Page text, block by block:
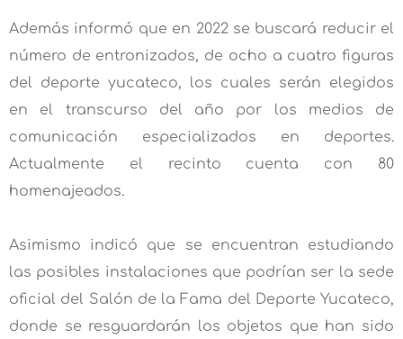
Además informó que en 2022 se buscará reducir el
número de entronizados, de ocho a cuatro figuras
del deporte yucateco, los cuales serán elegidos
en el transcurso del año por los medios de
comunicación especializados en deportes.
Actualmente el recinto cuenta con 80
homenajeados.
Asimismo indicó que se encuentran estudiando
las posibles instalaciones que podrían ser la sede
oficial del Salón de la Fama del Deporte Yucateco,
donde se resguardarán los objetos que han sido